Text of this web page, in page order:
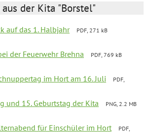
der Kita "Borstel"
auf das 1. Halbjahr
PDF, 271 kB
der Feuerwehr Brehna
PDF, 769 kB
im Hort am 16. Juli
PDF,
und 15. Geburtstag der Kita
PNG, 2.2 MB
für Einschüler im Hort
PDF,